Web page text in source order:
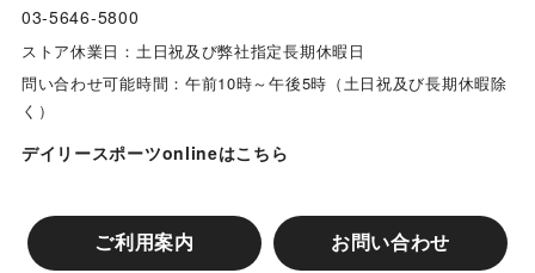
03-5646-5800
ストア休業日：土日祝及び弊社指定長期休暇日
問い合わせ可能時間：午前10時～午後5時（土日祝及び長期休暇除
く）
デイリースポーツonlineはこちら
ご利用案内 お問い合わせ